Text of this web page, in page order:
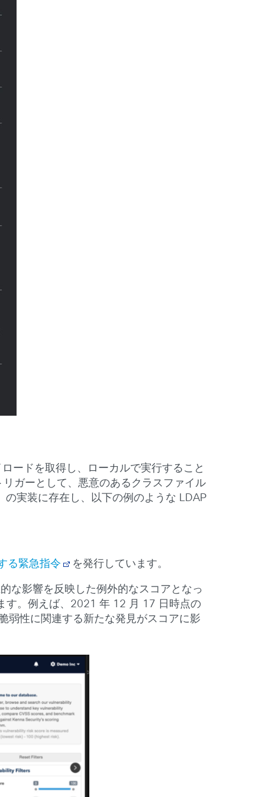
ードを取得し、ローカルで実行すること
ガーとして、悪意のあるクラスファイル
実装に存在し、以下の例のような LDAP
る緊急指令 を発行しています。
な影響を反映した例外的なスコアとなっ
す。例えば、2021 年 12 月 17 日時点の
弱性に関連する新たな発見がスコアに影